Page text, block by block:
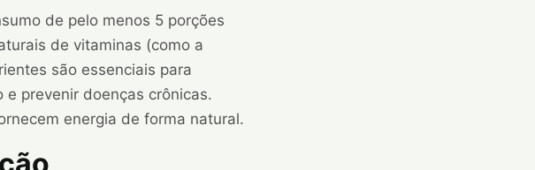
de pelo menos 5 porções
de vitaminas (como a
são essenciais para
prevenir doenças crônicas.
energia de forma natural.